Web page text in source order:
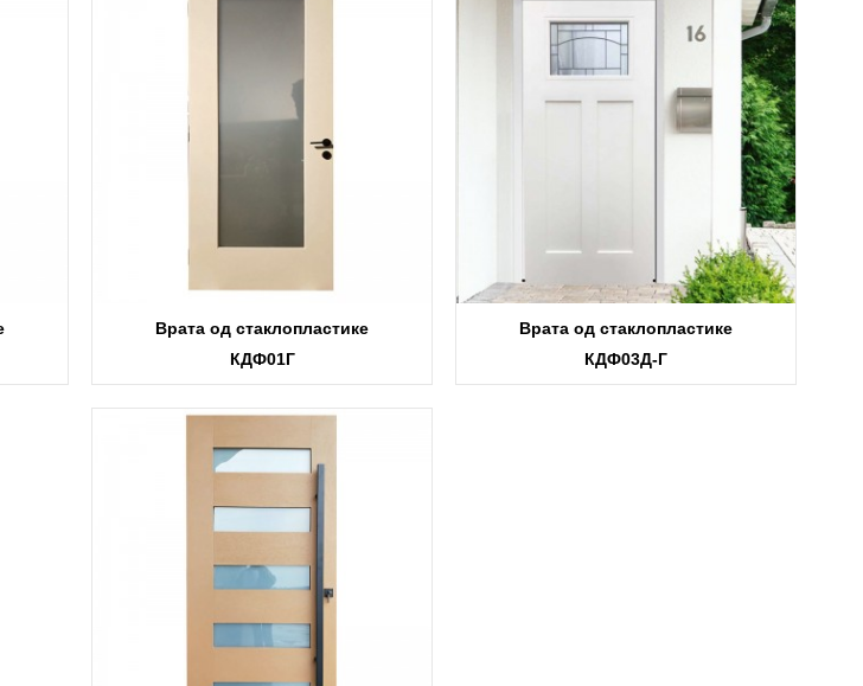
Врата од стаклопластике
КДФ01Г
Врата од стаклопластике
КДФ03Д-Г